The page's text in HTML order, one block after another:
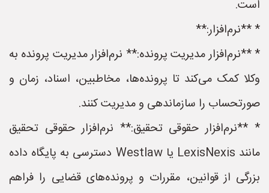
است.
* **نرم‌افزار:**
* **نرم‌افزار مدیریت پرونده:** نرم‌افزار مدیریت پرونده به
وکلا کمک می‌کند تا پرونده‌ها، مخاطبین، اسناد، زمان و
صورتحساب را سازماندهی و مدیریت کنند.
* **نرم‌افزار حقوقی تحقیق:** نرم‌افزار حقوقی تحقیق
مانند LexisNexis یا Westlaw دسترسی به پایگاه داده
بزرگی از قوانین، مقررات و پرونده‌های قضایی را فراهم